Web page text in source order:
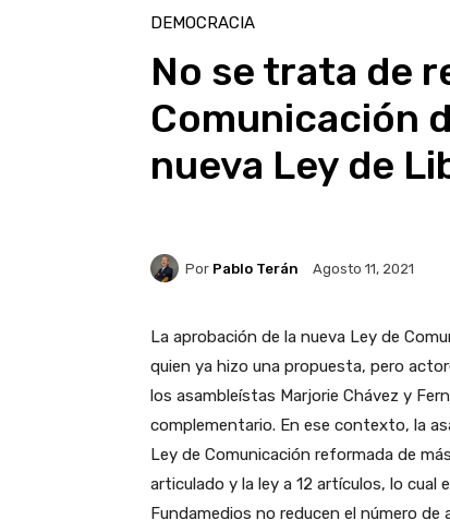
DEMOCRACIA
No se trata de
Comunicación
nueva Ley de
Por Pablo Terán Agosto 11, 2021
La aprobación de la nueva Ley de
quien ya hizo una propuesta, pero
los asambleístas Marjorie Chávez y
complementario. En ese contexto, la
Ley de Comunicación reformada de
articulado y la ley a 12 artículos, lo cual
Fundamedios no reducen el número